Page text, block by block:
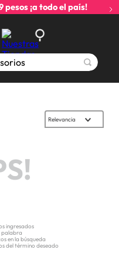
¡a todo el país!
Relevancia
ingresados
palabra
en la búsqueda
del término deseado